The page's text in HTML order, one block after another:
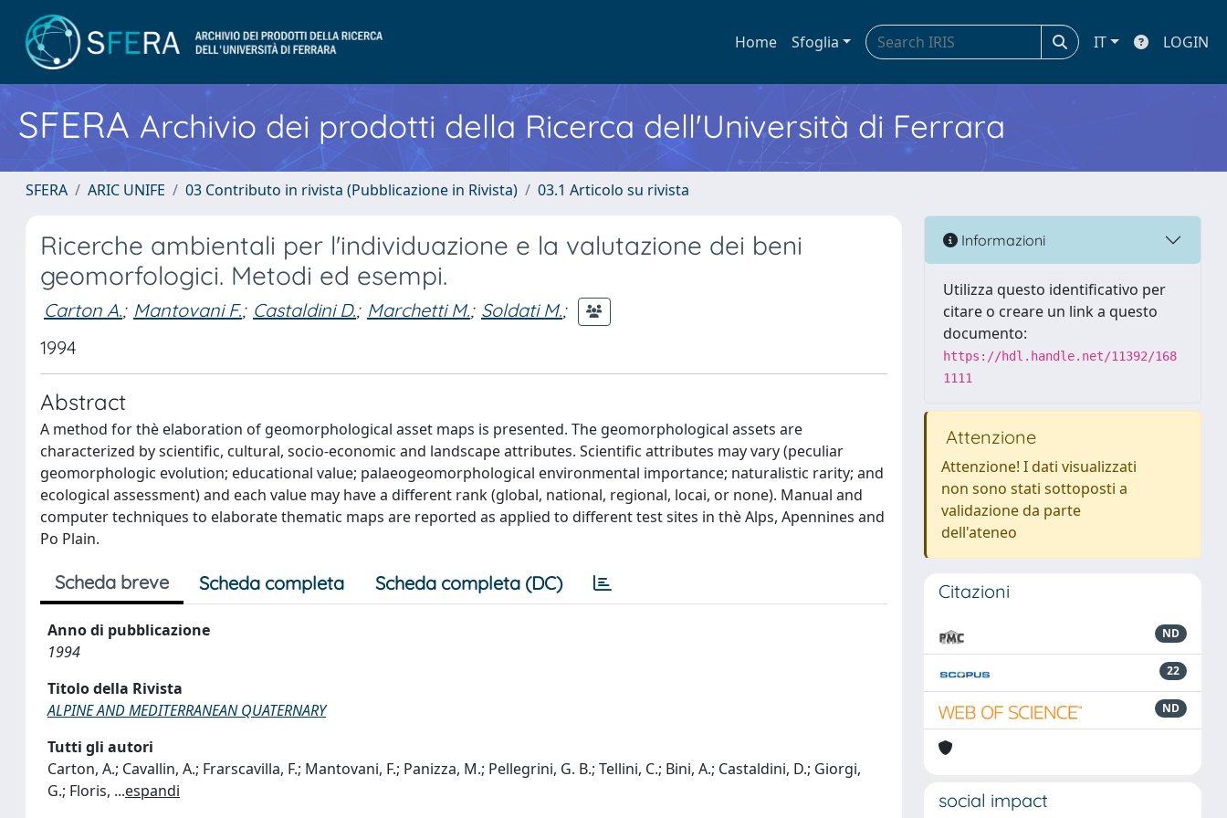
Home Sfoglia IT LOGIN
SFERA Archivio dei prodotti della Ricerca dell'Università di Ferrara
SFERA ARIC UNIFE 03 Contributo in rivista (Pubblicazione in Rivista) 03.1 Articolo su rivista
Ricerche ambientali per l'individuazione e la valutazione dei beni
geomorfologici. Metodi ed esempi.
Carton A.; Mantovani F.; Castaldini D.; Marchetti M.; Soldati M.;
1994
Abstract
A method for thè elaboration of geomorphological asset maps is presented. The geomorphological assets are
characterized by scientific, cultural, socio-economic and landscape attributes. Scientific attributes may vary (peculiar
geomorphologic evolution; educational value; palaeogeomorphological environmental importance; naturalistic rarity; and
ecological assessment) and each value may have a different rank (global, national, regional, locai, or none). Manual and
computer techniques to elaborate thematic maps are reported as applied to different test sites in thè Alps, Apennines and
Po Plain.
Scheda breve Scheda completa Scheda completa (DC)
Anno di pubblicazione
1994
Titolo della Rivista
ALPINE AND MEDITERRANEAN QUATERNARY
Tutti gli autori
Carton, A.; Cavallin, A.; Frarscavilla, F.; Mantovani, F.; Panizza, M.; Pellegrini, G. B.; Tellini, C.; Bini, A.; Castaldini, D.; Giorgi,
G.; Floris, ...espandi
Informazioni
Utilizza questo identificativo per
citare o creare un link a questo
documento:
https://hdl.handle.net/11392/168
1111
Attenzione
Attenzione! I dati visualizzati
non sono stati sottoposti a
validazione da parte
dell'ateneo
Citazioni
ND
22
ND
social impact